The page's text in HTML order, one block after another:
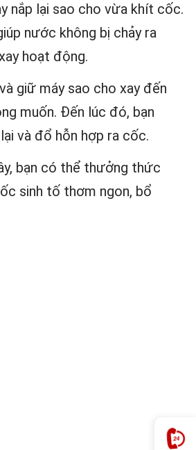
nắp lại sao cho vừa khít cốc.
nước không bị chảy ra
hoạt động.
giữ máy sao cho xay đến
muốn. Đến lúc đó, bạn
và đổ hỗn hợp ra cốc.
bạn có thể thưởng thức
sinh tố thơm ngon, bổ